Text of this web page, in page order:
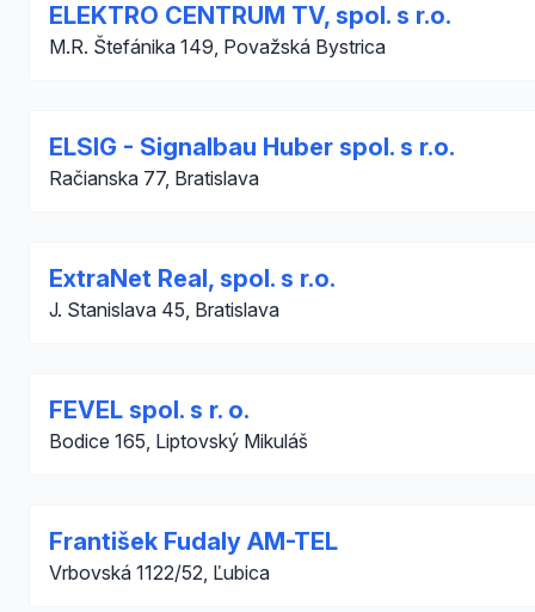
ELEKTRO CENTRUM TV, spol. s r.o.
M.R. Štefánika 149, Považská Bystrica
ELSIG - Signalbau Huber spol. s r.o.
Račianska 77, Bratislava
ExtraNet Real, spol. s r.o.
J. Stanislava 45, Bratislava
FEVEL spol. s r. o.
Bodice 165, Liptovský Mikuláš
František Fudaly AM-TEL
Vrbovská 1122/52, Ľubica